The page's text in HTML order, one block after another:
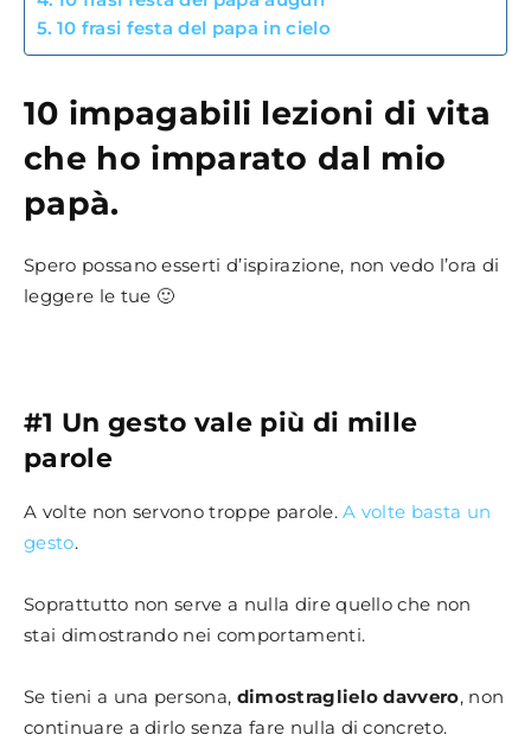
10 frasi festa del papa in cielo
10 impagabili lezioni di vita
che ho imparato dal mio
papà.
Spero possano esserti d’ispirazione, non vedo l’ora di
leggere le tue 🙂
#1 Un gesto vale più di mille
parole
A volte non servono troppe parole.A volte basta un
gesto.
Soprattutto non serve a nulla dire quello che non
stai dimostrando nei comportamenti.
Se tieni a una persona, dimostraglielo davvero, non
continuare a dirlo senza fare nulla di concreto.